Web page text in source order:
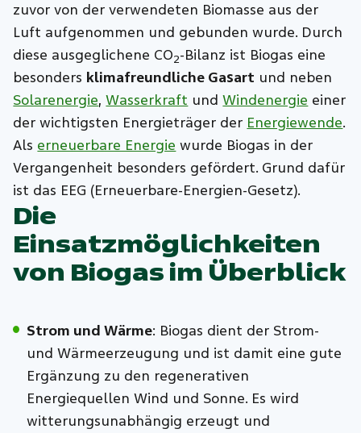
zuvor von der verwendeten Biomasse aus der
Luft aufgenommen und gebunden wurde. Durch
diese ausgeglichene CO2-Bilanz ist Biogas eine
besonders klimafreundliche Gasart und neben
Solarenergie,Wasserkraft undWindenergie einer
der wichtigsten Energieträger der Energiewende.
Als erneuerbare Energie wurde Biogas in der
Vergangenheit besonders gefördert. Grund dafür
ist das EEG (Erneuerbare-Energien-Gesetz).
Die
Einsatzmöglichkeiten
von Biogas im Überblick
Strom und Wärme: Biogas dient der Strom-
und Wärmeerzeugung und ist damit eine gute
Ergänzung zu den regenerativen
Energiequellen Wind und Sonne. Es wird
witterungsunabhängig erzeugt und